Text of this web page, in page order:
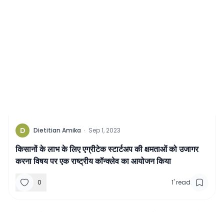
D Dietitian Amika · Sep 1, 2023
किसानों के लाभ के लिए एग्रीटेक स्टार्टअप की क्षमताओं को उजागर
करना विषय पर एक राष्ट्रीय कॉन्क्लेव का आयोजन किया
0 1'read